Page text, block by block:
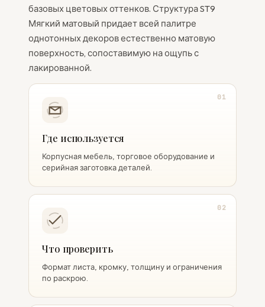
базовых цветовых оттенков. Структура ST9
Мягкий матовый придает всей палитре
однотонных декоров естественно матовую
поверхность, сопоставимую на ощупь с
лакированной.
01
Где используется
Корпусная мебель, торговое оборудование и
серийная заготовка деталей.
02
Что проверить
Формат листа, кромку, толщину и ограничения
по раскрою.